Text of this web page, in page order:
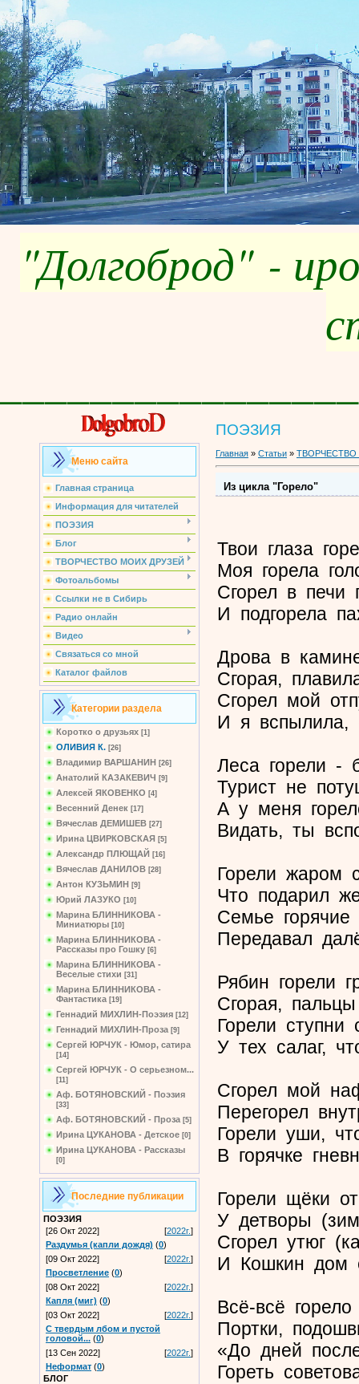
"Долгоброд" -
Меню сайта
Главная страница
Информация для читателей
ПОЭЗИЯ
Блог
ТВОРЧЕСТВО МОИХ ДРУЗЕЙ
Фотоальбомы
Ссылки не в Сибирь
Радио онлайн
Видео
Связаться со мной
Каталог файлов
Категории раздела
Коротко о друзьях [1]
ОЛИВИЯ К. [26]
Владимир ВАРШАНИН [26]
Анатолий КАЗАКЕВИЧ [9]
Алексей ЯКОВЕНКО [4]
Весенний Денек [17]
Вячеслав ДЕМИШЕВ [27]
Ирина ЦВИРКОВСКАЯ [5]
Александр ПЛЮЩАЙ [16]
Вячеслав ДАНИЛОВ [28]
Антон КУЗЬМИН [9]
Юрий ЛАЗУКО [10]
Марина БЛИННИКОВА -
Миниатюры [10]
Марина БЛИННИКОВА -
Рассказы про Гошку [6]
Марина БЛИННИКОВА -
Веселые стихи [31]
Марина БЛИННИКОВА -
Фантастика [19]
Геннадий МИХЛИН-Поэзия [12]
Геннадий МИХЛИН-Проза [9]
Сергей ЮРЧУК - Юмор, сатира
[14]
Сергей ЮРЧУК - О серьезном...
[11]
Аф. БОТЯНОВСКИЙ - Поэзия
[33]
Аф. БОТЯНОВСКИЙ - Проза [5]
Ирина ЦУКАНОВА - Детское [0]
Ирина ЦУКАНОВА - Рассказы
[0]
Последние публикации
ПОЭЗИЯ
[26 Окт 2022]
[2022г.]
Раздумья (капли дождя) (0)
[09 Окт 2022]
[2022г.]
Просветление (0)
[08 Окт 2022]
[2022г.]
Капля (миг) (0)
[03 Окт 2022]
[2022г.]
С твердым лбом и пустой
головой... (0)
[13 Сен 2022]
[2022г.]
Неформат (0)
БЛОГ
ПОЭЗИЯ
Главная » Статьи »
Из цикла "Горело"
Твои глаза
Моя горела
Сгорел в печи
И подгорела
Дрова в
Сгорая,
Сгорел мой
И я вспылила,
Леса горели -
Турист не
А у меня
Видать, ты
Горели жаром
Что подарил
Семье горячие
Передавал
Рябин горели
Сгорая,
Горели ступни
У тех салаг,
Сгорел мой
Перегорел
Горели уши,
В горячке
Горели щёки
У детворы
Сгорел утюг
И Кошкин дом
Всё-всё
Портки,
«До дней
Гореть